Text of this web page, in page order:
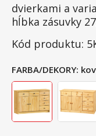
dvierkami a
hĺbka zásuvky
Kód produktu:
FARBA/DEKORY: